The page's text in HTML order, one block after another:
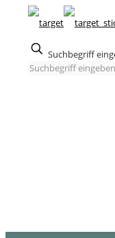
Suchbegriff